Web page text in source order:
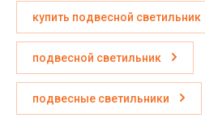
купить подвесной светильник
подвесной светильник
подвесные светильники